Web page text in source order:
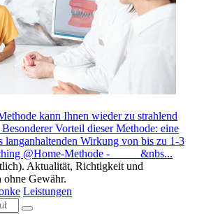
kann Ihnen wieder zu strahlend
Vorteil dieser Methode: eine
langanhaltenden Wirkung von bis zu 1-3
@Home-Methode - &nbs...
Aktualität, Richtigkeit und
Gewähr.
Leistungen